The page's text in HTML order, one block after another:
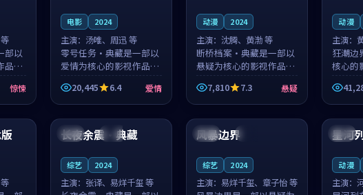
部以
品，
物成
凑，
惊悚
电影 2024
主演： 汤唯、周迅 等
零号任务·典藏是一部以
爱情为核心的影视作品，
围绕危机、反转与人物成
长展开，整体节奏紧凑，
值得推荐观看。
20,445 6.4 爱情
动漫 2024
主演： 沈腾、黄渤 等
断桥档案·典藏是一部以
悬疑为核心的影视作品，
围绕危机、反转与人物成
长展开，整体节奏紧凑，
值得推荐观看。
7,810 7.3 悬疑
动漫
主演：
狂潮边
核心的
机、反
开，整
推荐观
99:42
中国 杜比
99:38
长夜余震·典藏
综艺 2024
主演： 张译、易烊千玺 等
中国
99:54
风暴边界
综艺 2024
主演： 易烊千玺、章子怡 等
英国
星河
动漫
主演：